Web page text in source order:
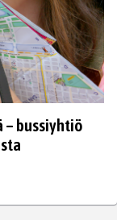
– bussiyhtiö